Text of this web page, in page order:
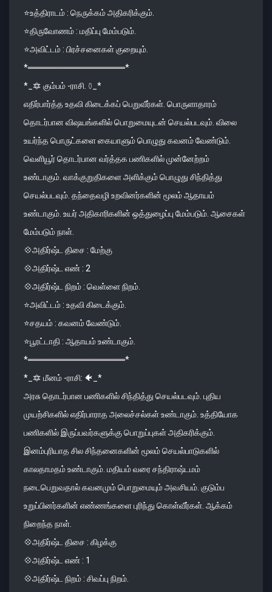
⭐️உத்திராடம் : நெருக்கம் அதிகரிக்கும்.
⭐️திருவோணம் : மதிப்பு மேம்படும்.
⭐️அவிட்டம் : பிரச்சனைகள் குறையும்.
*════════════════*
*_🔯 கும்பம் -ராசி. ⚱_*
எதிர்பார்த்த உதவி கிடைக்கப் பெறுவீர்கள். பொருளாதாரம்
தொடர்பான விஷயங்களில் பொறுமையுடன் செயல்படவும். விலை
உயர்ந்த பொருட்களை கையாளும் பொழுது கவனம் வேண்டும்.
வெளியூர் தொடர்பான வர்த்தக பணிகளில் முன்னேற்றம்
உண்டாகும். வாக்குறுதிகளை அளிக்கும் பொழுது சிந்தித்து
செயல்படவும். தந்தைவழி உறவினர்களின் மூலம் ஆதாயம்
உண்டாகும். உயர் அதிகாரிகளின் ஒத்துழைப்பு மேம்படும். ஆசைகள்
மேம்படும் நாள்.
💠அதிர்ஷ்ட திசை : மேற்கு
💠அதிர்ஷ்ட எண் : 2
💠அதிர்ஷ்ட நிறம் : வெள்ளை நிறம்.
⭐️அவிட்டம் : உதவி கிடைக்கும்.
⭐️சதயம் : கவனம் வேண்டும்.
⭐️பூரட்டாதி : ஆதாயம் உண்டாகும்.
*════════════════*
*_🔯 மீனம் -ராசி: 🐠_*
அரசு தொடர்பான பணிகளில் சிந்தித்து செயல்படவும். புதிய
முயற்சிகளில் எதிர்பாராத அலைச்சல்கள் உண்டாகும். உத்தியோக
பணிகளில் இருப்பவர்களுக்கு பொறுப்புகள் அதிகரிக்கும்.
இனம்புரியாத சில சிந்தனைகளின் மூலம் செயல்பாடுகளில்
காலதாமதம் உண்டாகும். மதியம் வரை சந்திராஷ்டமம்
நடைபெறுவதால் கவனமும் பொறுமையும் அவசியம். குடும்ப
உறுப்பினர்களின் எண்ணங்களை புரிந்து கொள்வீர்கள். ஆக்கம்
நிறைந்த நாள்.
💠அதிர்ஷ்ட திசை : கிழக்கு
💠அதிர்ஷ்ட எண் : 1
💠அதிர்ஷ்ட நிறம் : சிவப்பு நிறம்.